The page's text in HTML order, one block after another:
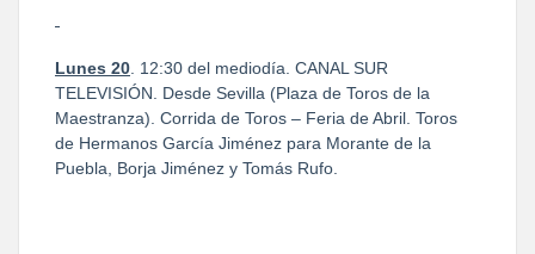
Lunes 20 . 12:30 del mediodía. CANAL SUR
TELEVISIÓN. Desde Sevilla (Plaza de Toros de la
Maestranza). Corrida de Toros – Feria de Abril. Toros
de Hermanos García Jiménez para Morante de la
Puebla, Borja Jiménez y Tomás Rufo.